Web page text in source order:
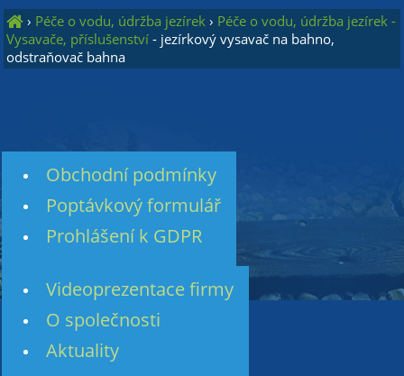
› Péče o vodu, údržba jezírek › Péče o vodu, údržba jezírek -
Vysavače, příslušenství - jezírkový vysavač na bahno,
odstraňovač bahna
Obchodní podmínky
Poptávkový formulář
Prohlášení k GDPR
Videoprezentace firmy
O společnosti
Aktuality